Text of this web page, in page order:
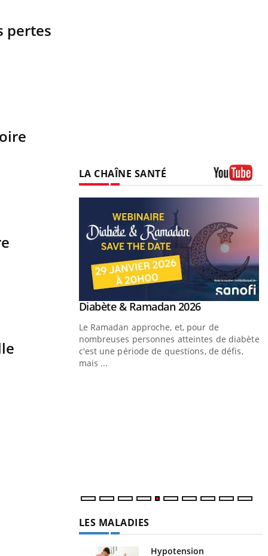
pertes
LA CHAÎNE SANTÉ
Youtube
Diabète & Ramadan 2026Youtube
Le Ramadan approche, et, pour de
nombreuses personnes atteintes de diabète,
c'est une période de questions, de défis,
mais ...
Youtube
Un « jumeau numérique » pour
préventive Youtube
Un établissement lié à un groupe mutualiste
innove en matière de bilan de santé :
orthostatique : quand la